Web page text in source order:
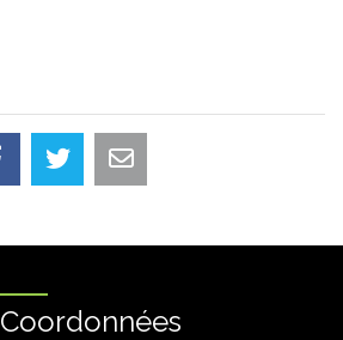
Coordonnées